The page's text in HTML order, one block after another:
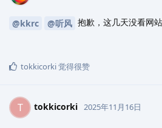
@kkrc @听风 抱歉，这几天没看网
tokkicorki觉得很赞
T tokkicorki 2025年11月16日